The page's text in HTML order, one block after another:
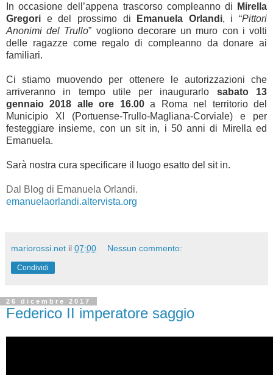
In occasione dell’appena trascorso compleanno di
Mirella
Gregori e del prossimo di Emanuela Orlandi, i “Pittori
Anonimi del Trullo” vogliono decorare un muro con i volti
delle ragazze come regalo di compleanno da donare ai
familiari.
Ci stiamo muovendo per ottenere le autorizzazioni che
arriveranno in tempo utile per inaugurarlo sabato 13
gennaio 2018 alle ore 16.00a Roma nel territorio del
Municipio XI (Portuense-Trullo-Magliana-Corviale) e per
festeggiare insieme, con un sit in, i 50 anni di Mirella ed
Emanuela.
Sarà nostra cura specificare il luogo esatto del sit in.
Dal Blog di Emanuela Orlandi.
emanuelaorlandi.altervista.org
mariorossi.net il 07:00 Nessun commento:
Condividi
26 dicembre 2017
Federico II imperatore saggio